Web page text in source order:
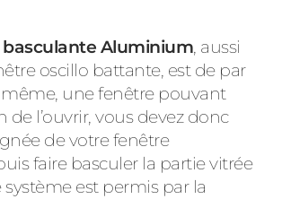
Aluminium, aussi
oscillo battante, est de par
une fenêtre pouvant
de l’ouvrir, vous devez donc
de votrefenêtre
faire basculer la partie vitrée
système est permis par la